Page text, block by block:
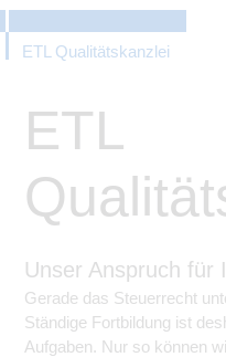
ETL Qualitätskanzlei
ETL
Unser Anspruch für
Gerade das Steuerrecht
Ständige Fortbildung ist
Aufgaben. Nur so können
können.